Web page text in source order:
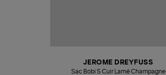
JEROME DREYFUSS
Sac Bobi S Cuir Lamé Champagne